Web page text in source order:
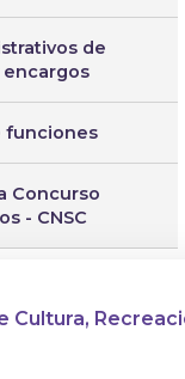
de
funciones
Concurso
- CNSC
Cultura,